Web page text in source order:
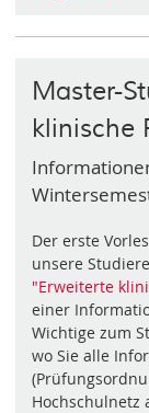
Master-
klinische
Der erste
unsere
"Erweiterte
einer
Wichtige zum
wo Sie alle
Hochschulnetz